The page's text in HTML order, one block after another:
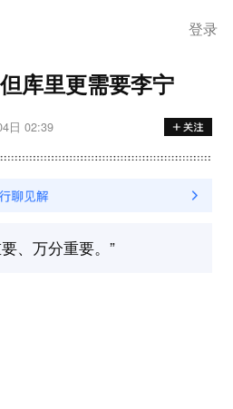
登录
库里更需要李宁
日 02:39
、万分重要。”